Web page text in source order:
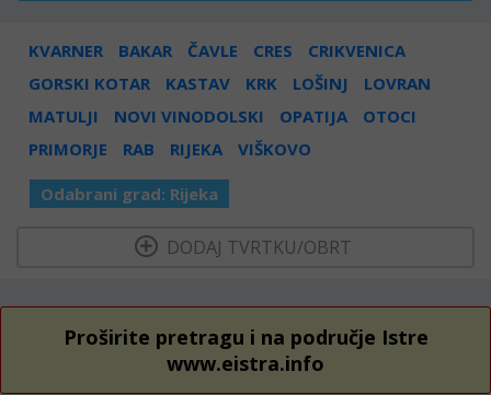
KVARNER BAKAR ČAVLE CRES
CRIKVENICA
GORSKI KOTAR
KASTAV KRK LOŠINJ
LOVRAN
MATULJI
NOVI VINODOLSKI OPATIJA
OTOCI
PRIMORJE
RAB RIJEKA VIŠKOVO
Odabrani grad: Rijeka
DODAJ TVRTKU/OBRT
Proširite pretragu i na područje Istre
www.eistra.info